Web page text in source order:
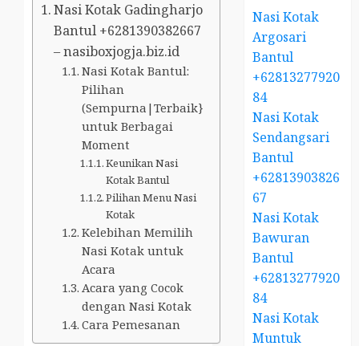
Nasi Kotak Gadingharjo
Bantul +6281390382667
– nasiboxjogja.biz.id
Nasi Kotak Bantul:
Pilihan
(Sempurna|Terbaik}
untuk Berbagai
Moment
Keunikan Nasi
Kotak Bantul
Pilihan Menu Nasi
Kotak
Kelebihan Memilih
Nasi Kotak untuk
Acara
Acara yang Cocok
dengan Nasi Kotak
Cara Pemesanan
Nasi Kotak
Argosari
Bantul
+62813277920
84
Nasi Kotak
Sendangsari
Bantul
+62813903826
67
Nasi Kotak
Bawuran
Bantul
+62813277920
84
Nasi Kotak
Muntuk